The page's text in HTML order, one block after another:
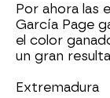
Por ahora las
García Page
el color
un gran
Extremadura